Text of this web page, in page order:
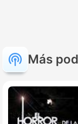
Más